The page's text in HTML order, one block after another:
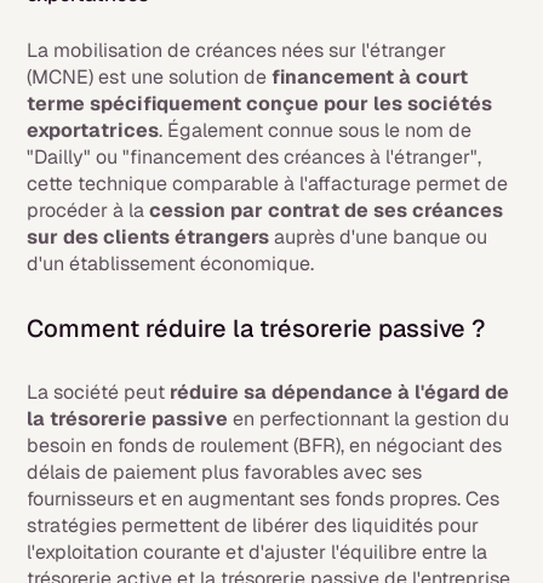
La mobilisation de créances nées sur l'étranger
(MCNE) est une solution definancement à court
terme spécifiquement conçue pour les sociétés
exportatrices. Également connue sous le nom de
"Dailly" ou "financement des créances à l'étranger",
cette technique comparable à l'affacturage permet de
procéder à lacession par contrat de ses créances
sur des clients étrangersauprès d'une banque ou
d'un établissement économique.
Comment réduire la trésorerie passive ?
La société peut réduire sa dépendance à l'égard de
la trésorerie passiveen perfectionnant la gestion du
besoin en fonds de roulement (BFR), en négociant des
délais de paiement plus favorables avec ses
fournisseurs et en augmentant ses fonds propres. Ces
stratégies permettent de libérer des liquidités pour
l'exploitation courante et d'ajuster l'équilibre entre la